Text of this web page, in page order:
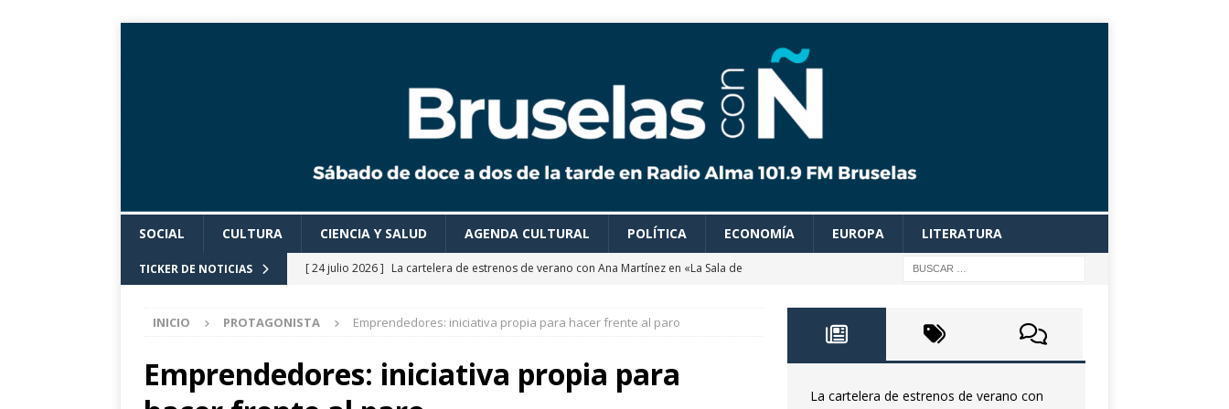
SOCIAL CULTURA CIENCIA Y SALUD AGENDA CULTURAL POLÍTICA ECONOMÍA EUROPA LITERATURA
TICKER DE NOTICIAS [ 24 julio 2026 ] La cartelera de estrenos de verano con Ana Martínez en «La Sala de
[ 24 julio 2026 ] Los colaboradores de Bruselas con Ñ te recomiendan todo tipo de
actividades culturales para disfrutar de un verano ideal
El astrónomo Óscar Martín nos desvela las claves del próximo
INICIO PROTAGONISTA Emprendedores: iniciativa propia para hacer frente al paro
Emprendedores: iniciativa propia para
La cartelera de estrenos de verano con